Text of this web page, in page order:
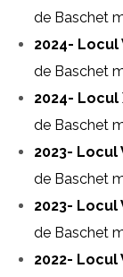
de Baschet
2024- Locul
de Baschet
2024- Locul
de Baschet
2023- Locul
de Baschet
2023- Locul
de Baschet
2022- Locul